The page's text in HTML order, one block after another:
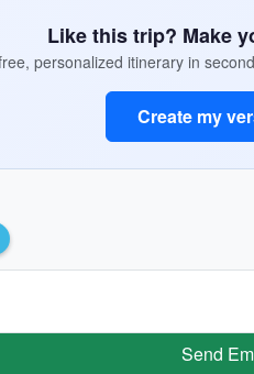
Like this trip? Make
personalized itinerary in
Create my
Send